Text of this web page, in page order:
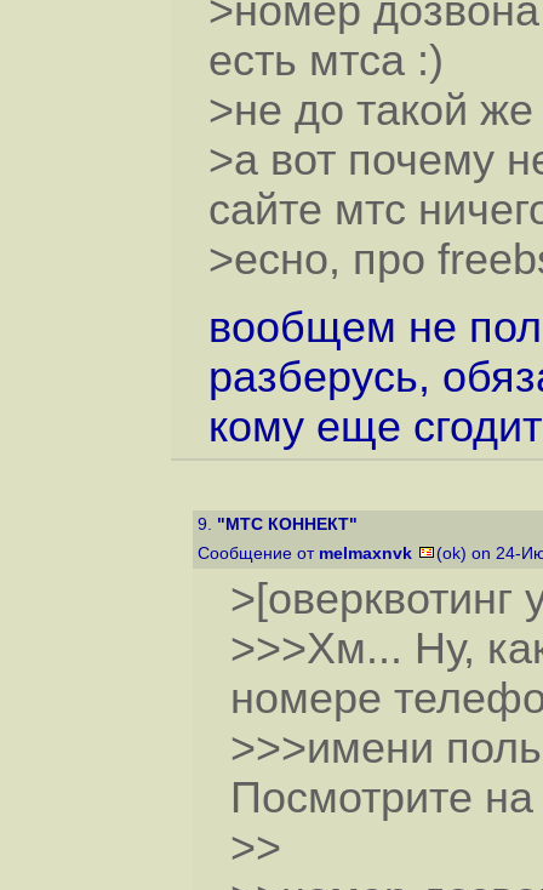
>номер
есть мтса :)
>не до такой
>а вот почему
сайте мтс
>есно, про
вообщем не
разберусь,
кому еще
9. "МТС КОННЕКТ"
Сообщение от melmaxnvk (ok) on 24-
>[оверквотинг
>>>Хм... Ну,
номере
>>>имени
Посмотрите
>>